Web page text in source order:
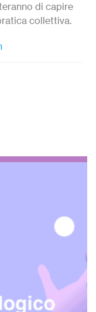
di capire
collettiva.